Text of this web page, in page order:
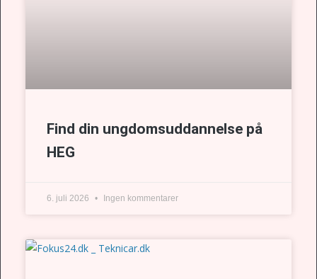
Find din ungdomsuddannelse på
HEG
6. juli 2026 Ingen kommentarer